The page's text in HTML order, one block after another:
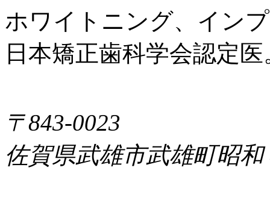
ホワイトニング、イン
日本矯正歯科学会認定
〒843-0023
佐賀県武雄市武雄町昭